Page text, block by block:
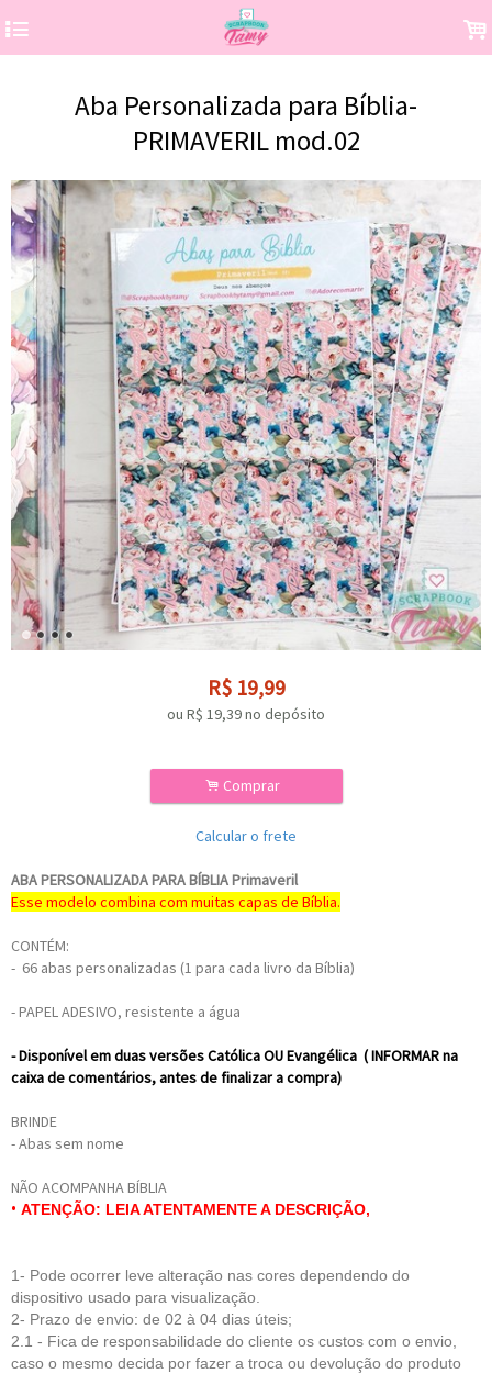
4 .
Aba Personalizada para Bíblia-
PRIMAVERIL mod.02
R$ 19,99
ou R$ 19,39no depósito
. Comprar
Calcular o frete
ABA PERSONALIZADA PARA BÍBLIA Primaveril
Esse modelo combina com muitas capas de Bíblia.
CONTÉM:
- 66 abas personalizadas (1 para cada livro da Bíblia)
- PAPEL ADESIVO, resistente a água
- Disponível em duas versões Católica OU Evangélica ( INFORMAR na
caixa de comentários, antes de finalizar a compra)
BRINDE
- Abas sem nome
NÃO ACOMPANHA BÍBLIA
• ATENÇÃO: LEIA ATENTAMENTE A DESCRIÇÃO,
1- Pode ocorrer leve alteração nas cores dependendo do
dispositivo usado para visualização.
2- Prazo de envio: de 02 à 04 dias úteis;
2.1 - Fica de responsabilidade do cliente os custos com o envio,
caso o mesmo decida por fazer a troca ou devolução do produto